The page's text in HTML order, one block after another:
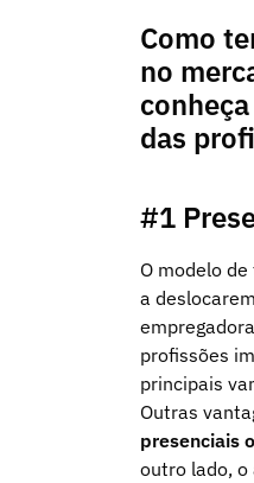
Como
no
das
#1
O modelo
a
profissões
principais
Outras
presenciais
outro lado, o